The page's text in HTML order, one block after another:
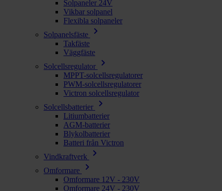
Solpaneler 24V
Vikbar solpanel
Flexibla solpaneler
Solpanelsfäste
chevron_right
Takfäste
Väggfäste
Solcellsregulator
chevron_right
MPPT-solcellsregulatorer
PWM-solcellsregulatorer
Victron solcellsregulator
Solcellsbatterier
chevron_right
Litiumbatterier
AGM-batterier
Blykolbatterier
Batteri från Victron
Vindkraftverk
chevron_right
Omformare chevron_right
Omformare 12V - 230V
Omformare 24V - 230V